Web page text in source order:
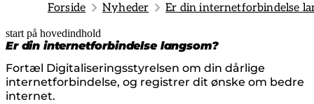
Forside Nyheder Er din internetforbindelse
start på hovedindhold
Er din internetforbindelse langsom?
Fortæl Digitaliseringsstyrelsen om din dårlige
internetforbindelse, og registrer dit ønske om bedre
internet.
senest opdateret 18. marts 2025